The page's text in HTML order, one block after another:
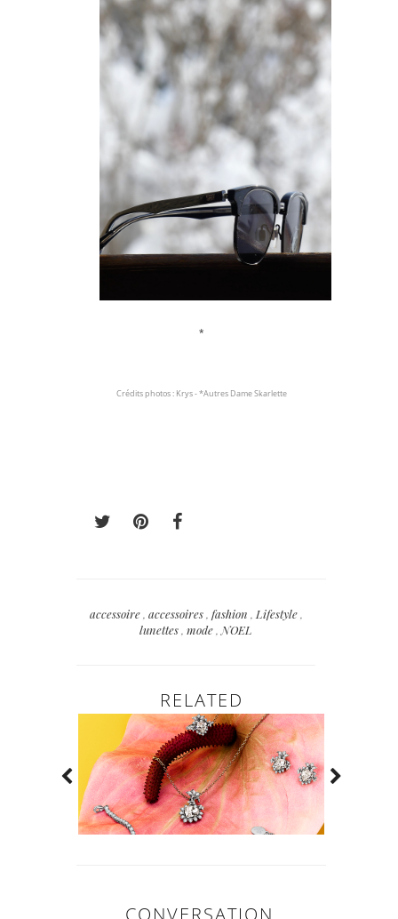
*
Crédits photos : Krys - *Autres Dame Skarlette
accessoire, accessoires, fashion , Lifestyle,
lunettes, mode, NOEL
RELATED